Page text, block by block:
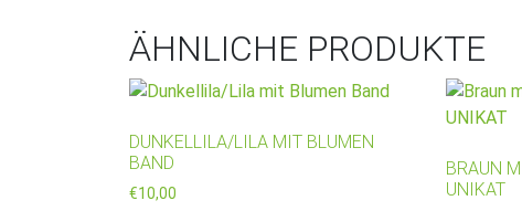
ÄHNLICHE PRODUKTE
DUNKELLILA/LILA MIT BLUMEN
BAND
€10,00
BRAUN
UNIKAT